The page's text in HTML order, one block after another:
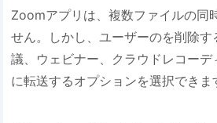
Zoomアプリは、複数ファイルの同
せん。しかし、ユーザーのを削除
議、ウェビナー、クラウドレコー
に転送するオプションを選択できま